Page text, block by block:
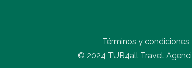
Términos y condiciones
© 2024 TUR4all Travel.